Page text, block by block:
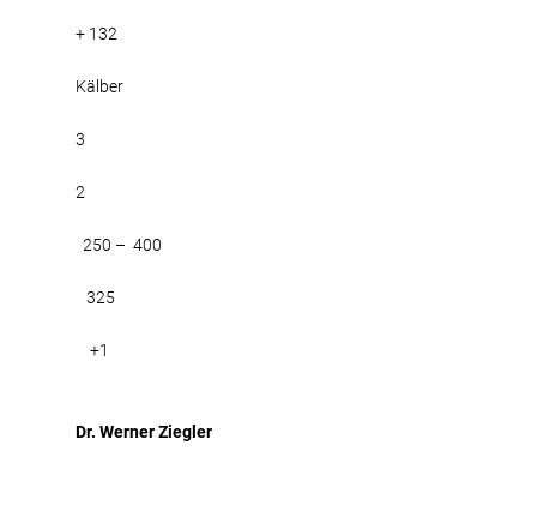
+ 132
Kälber
3
2
250 – 400
325
+1
Dr. Werner Ziegler